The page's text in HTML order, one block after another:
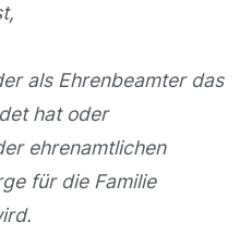
als Ehrenbeamter das
hat oder
ehrenamtlichen
für die Familie